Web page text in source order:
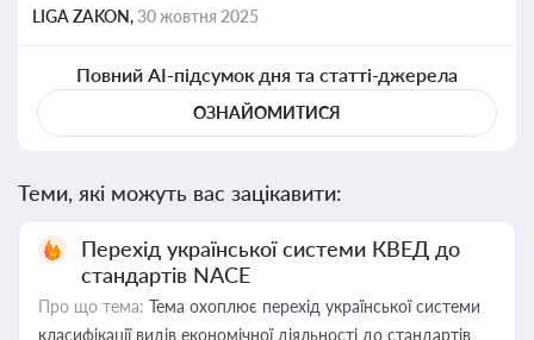
LIGA ZAKON,30 жовтня 2025
Повний AI-підсумок дня та статті-джерела
ОЗНАЙОМИТИСЯ
Теми, які можуть вас зацікавити:
Перехід української системи КВЕД до
стандартів NACE
Про що тема: Тема охоплює перехід української системи
класифікації видів економічної діяльності до стандартів